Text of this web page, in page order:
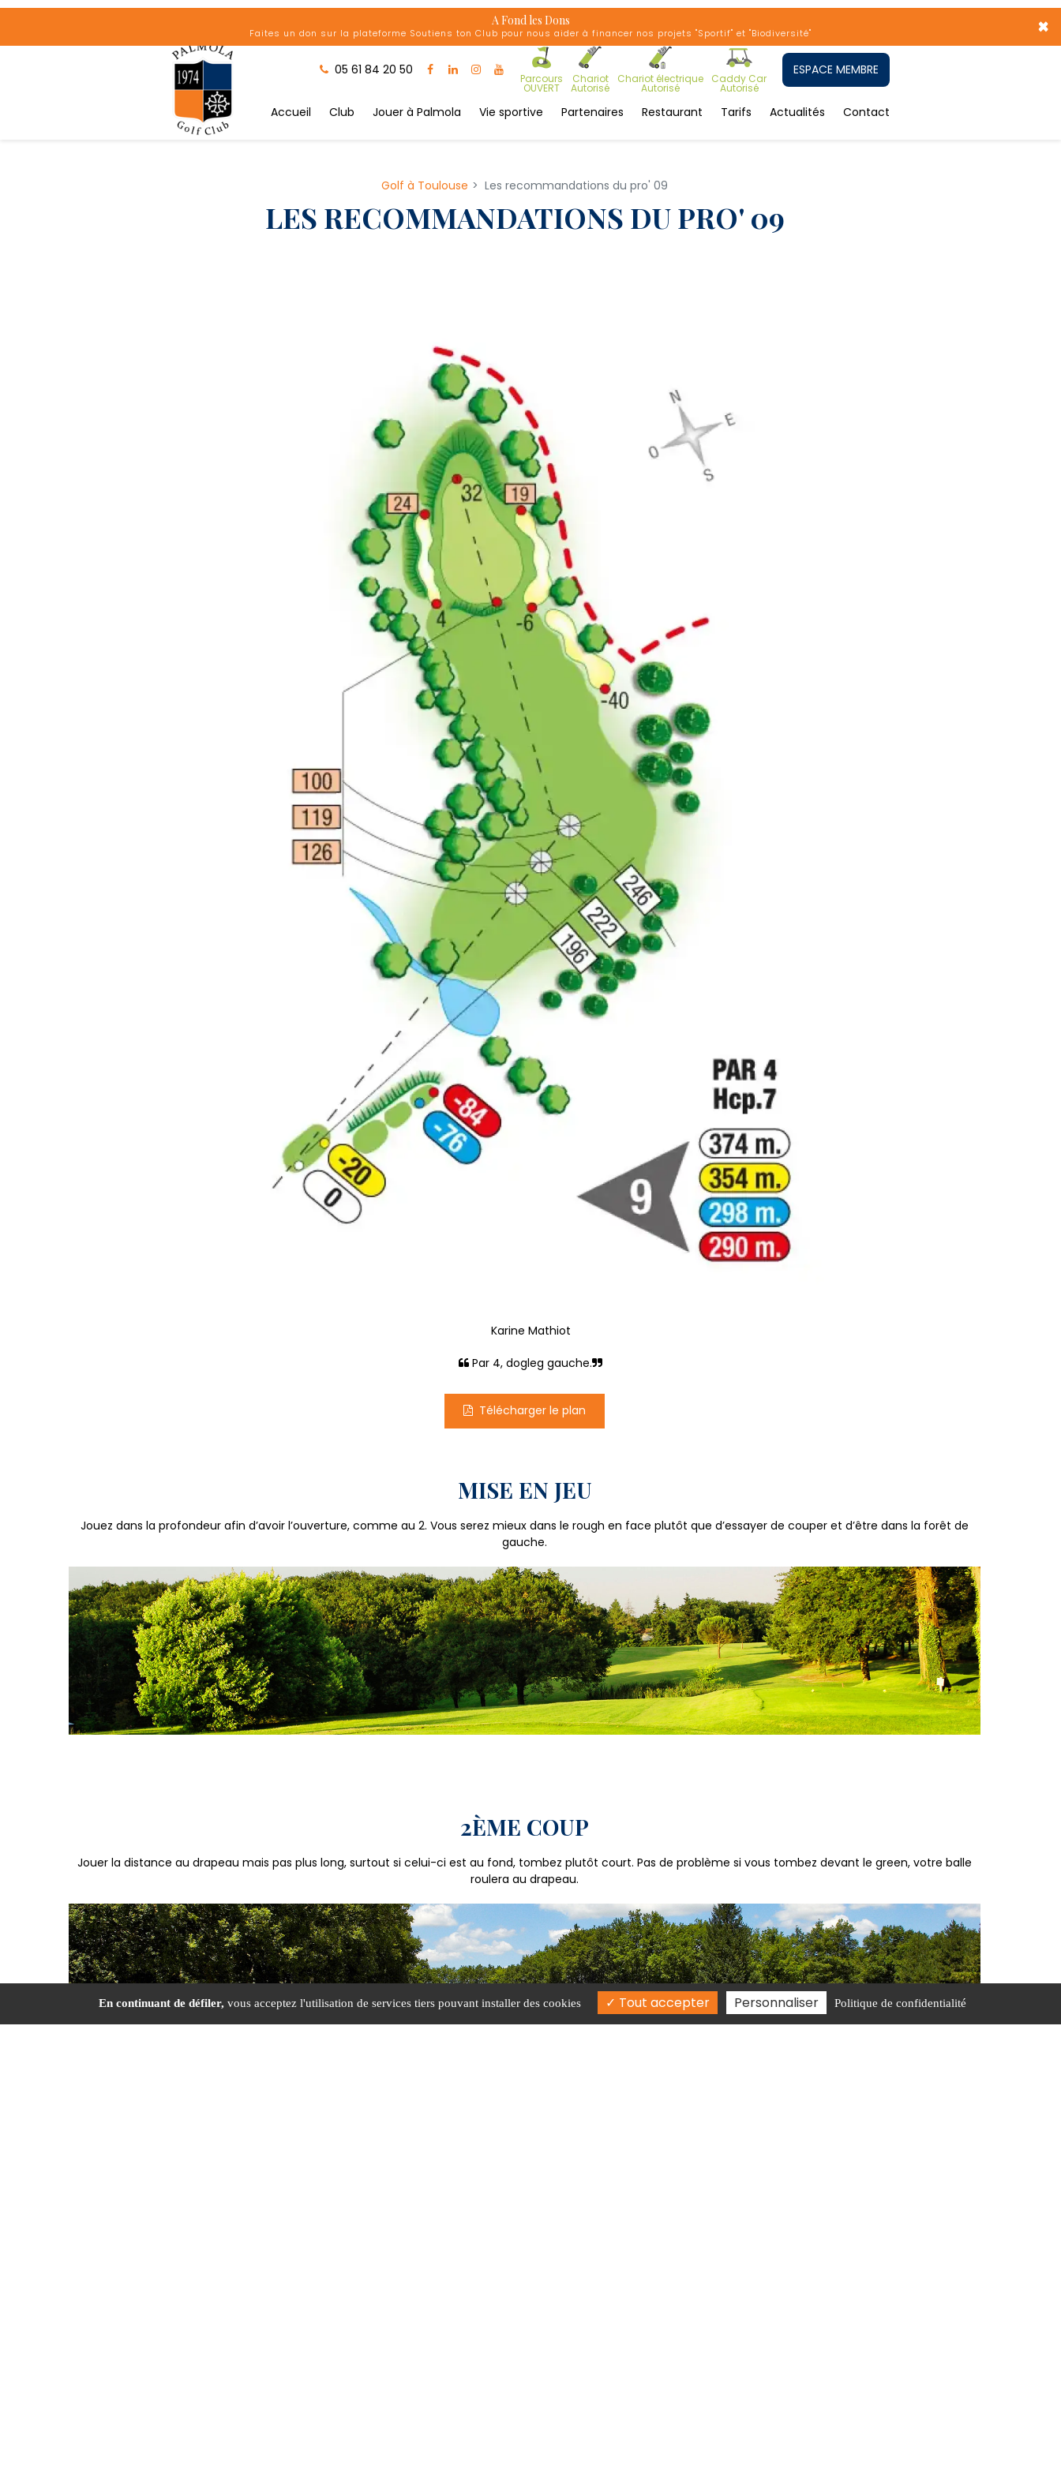
A Fond les Dons
Faites un don sur la plateforme Soutiens ton Club pour nous aider à financer nos projets "Sportif" et "Biodiversité" ×
05 61 84 20 50
Parcours
OUVERT
Chariot
Autorisé
Chariot électrique
Autorisé
Caddy Car
Autorisé
ESPACE MEMBRE
Accueil Club Jouer à Palmola Vie sportive Partenaires Restaurant Tarifs Actualités Contact
Golf à Toulouse Les recommandations du pro' 09
LES RECOMMANDATIONS DU PRO' 09
Karine Mathiot
Par 4, dogleg gauche.
Télécharger le plan
MISE EN JEU
Jouez dans la profondeur afin d’avoir l’ouverture, comme au 2. Vous serez mieux dans le rough en face plutôt que d’essayer de couper et d’être dans la forêt de
gauche.
2ÈME COUP
Jouer la distance au drapeau mais pas plus long, surtout si celui-ci est au fond, tombez plutôt court. Pas de problème si vous tombez devant le green, votre balle
roulera au drapeau.
Panneau de gestion des cookies
En continuant de défiler, vous acceptez l'utilisation de services tiers pouvant installer des cookies Tout accepter Personnaliser Politique de confidentialité